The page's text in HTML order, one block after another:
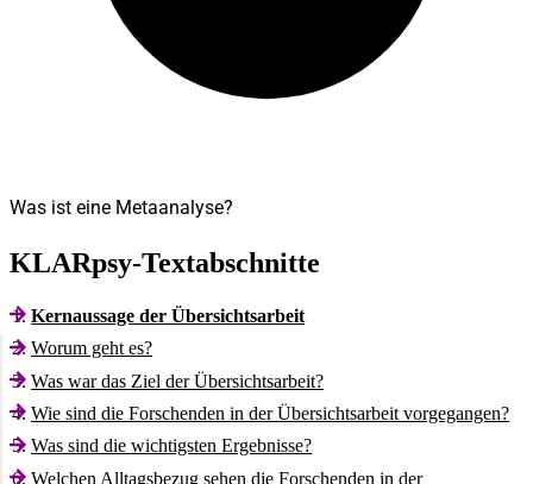
Was ist eine Metaanalyse?
KLARpsy-Textabschnitte
Kernaussage der Übersichtsarbeit
Worum geht es?
Was war das Ziel der Übersichtsarbeit?
Wie sind die Forschenden in der Übersichtsarbeit vorgegangen?
Was sind die wichtigsten Ergebnisse?
Welchen Alltagsbezug sehen die Forschenden in der